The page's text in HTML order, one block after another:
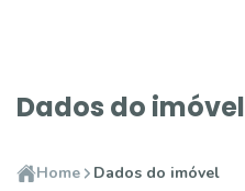
Dados do imóvel
Home Dados do imóvel